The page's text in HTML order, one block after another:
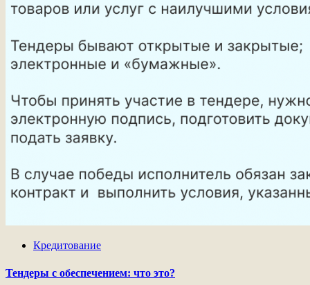
Кредитование
Тендеры с обеспечением: что это?